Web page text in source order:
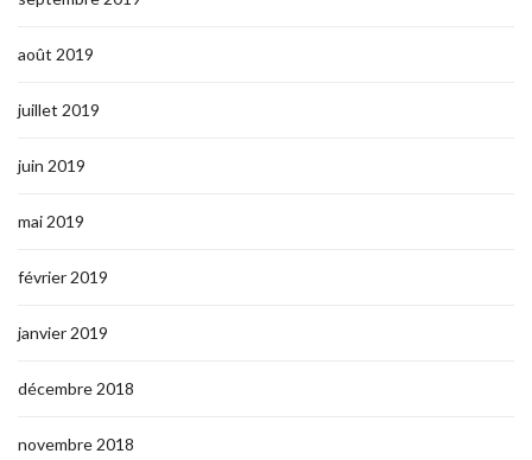
août 2019
juillet 2019
juin 2019
mai 2019
février 2019
janvier 2019
décembre 2018
novembre 2018